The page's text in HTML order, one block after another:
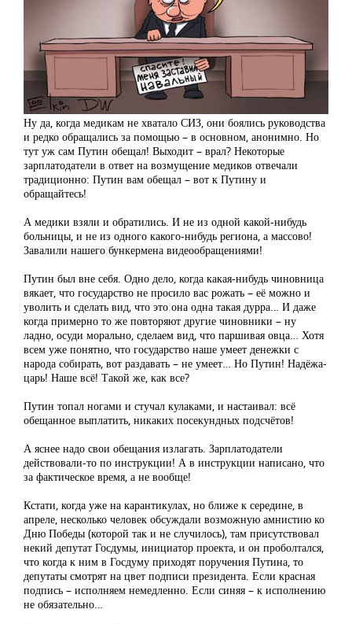
Ну да, когда медикам не хватало СИЗ, они боялись руководства
и редко обращались за помощью – в основном, анонимно. Но
тут уж сам Путин обещал! Выходит – врал? Некоторые
зарплатодатели в ответ на возмущение медиков отвечали
традиционно: Путин вам обещал – вот к Путину и
обращайтесь!
А медики взяли и обратились. И не из одной какой-нибудь
больницы, и не из одного какого-нибудь региона, а массово!
Завалили нашего бункермена видеообращениями!
Путин был вне себя. Одно дело, когда какая-нибудь чиновница
вякает, что государство не просило вас рожать – её можно и
уволить и сделать вид, что это она одна такая дурра… И даже
когда примерно то же повторяют другие чиновники – ну
ладно, осуди морально, сделаем вид, что паршивая овца… Хотя
всем уже понятно, что государство наше умеет денежки с
народа собирать, вот раздавать – не умеет… Но Путин! Надёжа-
царь! Наше всё! Такой же, как все?
Путин топал ногами и стучал кулаками, и настаивал: всё
обещанное выплатить, никаких посекундных подсчётов!
А яснее надо свои обещания излагать. Зарплатодатели
действовали-то по инструкции! А в инструкции написано, что
за фактическое время, а не вообще!
Кстати, когда уже на карантикулах, но ближе к середине, в
апреле, несколько человек обсуждали возможную амнистию ко
Дню Победы (которой так и не случилось), там присутствовал
некий депутат Госдумы, инициатор проекта, и он проболтался,
что когда к ним в Госдуму приходят поручения Путина, то
депутаты смотрят на цвет подписи президента. Если красная
подпись – исполняем немедленно. Если синяя – к исполнению
не обязательно…